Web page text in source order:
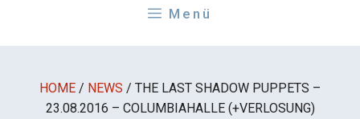
Menü
HOME / NEWS / THE LAST SHADOW PUPPETS –
23.08.2016 – COLUMBIAHALLE (+VERLOSUNG)